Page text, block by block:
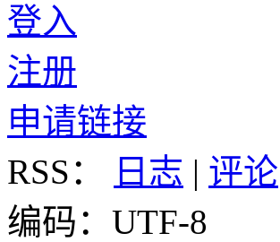
登入
注册
申请链接
RSS：
日志 | 评论
编码：UTF-8